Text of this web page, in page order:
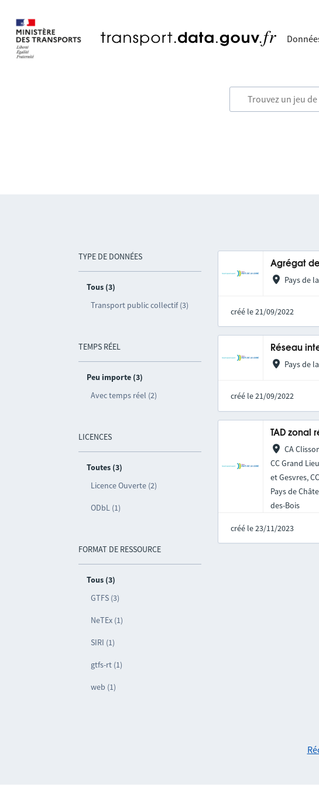
TYPE DE DONNÉES
Tous (3)
Transport public collectif (3)
TEMPS RÉEL
Peu importe (3)
Avec temps réel (2)
LICENCES
Toutes (3)
Licence Ouverte (2)
ODbL (1)
FORMAT DE RESSOURCE
Tous (3)
GTFS (3)
NeTEx (1)
SIRI (1)
gtfs-rt (1)
web (1)
Agrégat
Pays de
créé le 21/09/2022
Réseau
Pays de
créé le 21/09/2022
TAD zonal
CA
CC Grand
et Gesvres,
Pays de
des-Bois
créé le 23/11/2023